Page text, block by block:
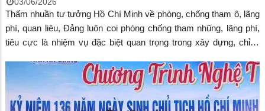
03/06/2026
Thấm nhuần tư tưởng Hồ Chí Minh về phòng, chống tham ô, lãng
phí, quan liêu, Đảng luôn coi phòng chống tham nhũng, lãng phí,
tiêu cực là nhiệm vụ đặc biệt quan trọng trong xây dựng, chỉnh
Chủ tịch Hồ Chí Minh luôn đặc biệt quan tâm vấn đề phòng,
chống tham ô, lãng phí. Người coi tham nhũng, lãng phí, quan liêu
là “giặc nội xâm”, nếu không kiên quyết đấu tranh thì có thể làm